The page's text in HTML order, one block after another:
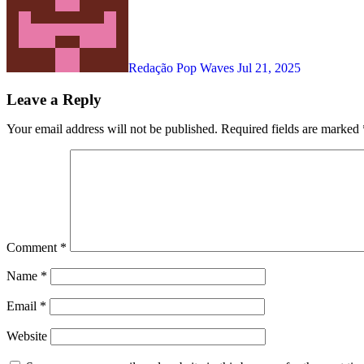
Redação Pop Waves Jul 21, 2025
Leave a Reply
Your email address will not be published. Required fields are marked
Comment *
Name *
Email *
Website